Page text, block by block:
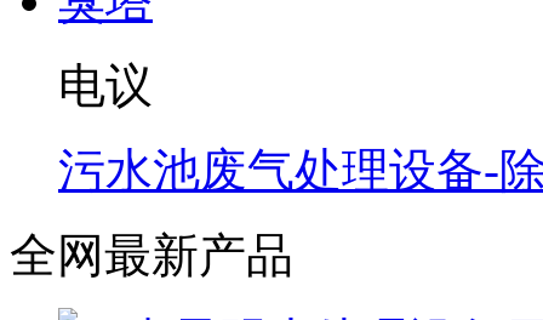
电议
污水池废气处理设备-
全网最新产品